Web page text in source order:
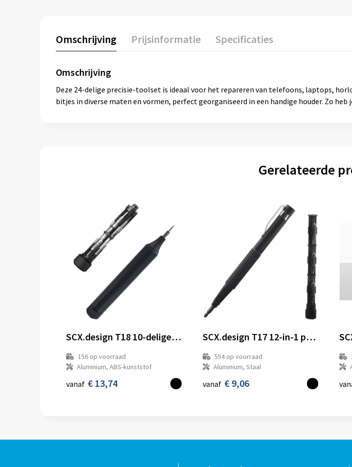
Omschrijving Prijsinformatie Specificaties
Omschrijving
Deze 24-delige precisie-toolset is ideaal voor het repareren van telefoons, laptops,
bitjes in diverse maten en vormen, perfect georganiseerd in een handige houder. Zo
Gerelateerde
SCX.design T18 10-delige alles-in-één schroevendraaierset
156op voorraad
Aluminium, ABS-kunststof
vanaf € 13,74
SCX.design T17 12-in-1 potloodschroevendraaier
554op voorraad
Aluminium, Staal
vanaf € 9,06